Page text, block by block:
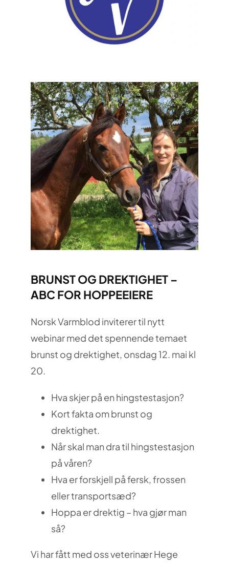
BRUNST OG DREKTIGHET –
ABC FOR HOPPEEIERE
Norsk Varmblod inviterer til nytt
webinar med det spennende temaet
brunst og drektighet, onsdag 12. mai kl
20.
Hva skjer på en hingstestasjon?
Kort fakta om brunst og
drektighet.
Når skal man dra til hingstestasjon
på våren?
Hva er forskjell på fersk, frossen
eller transportsæd?
Hoppa er drektig – hva gjør man
så?
Vi har fått med oss veterinær Hege